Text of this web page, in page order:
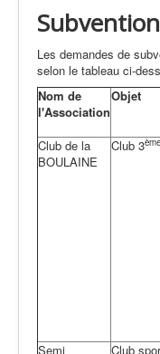
Les demandes de
selon le tableau ci-
Nom de
l'Association
Objet
Club de la
BOULAINE
Club 3ème
Semi
Club